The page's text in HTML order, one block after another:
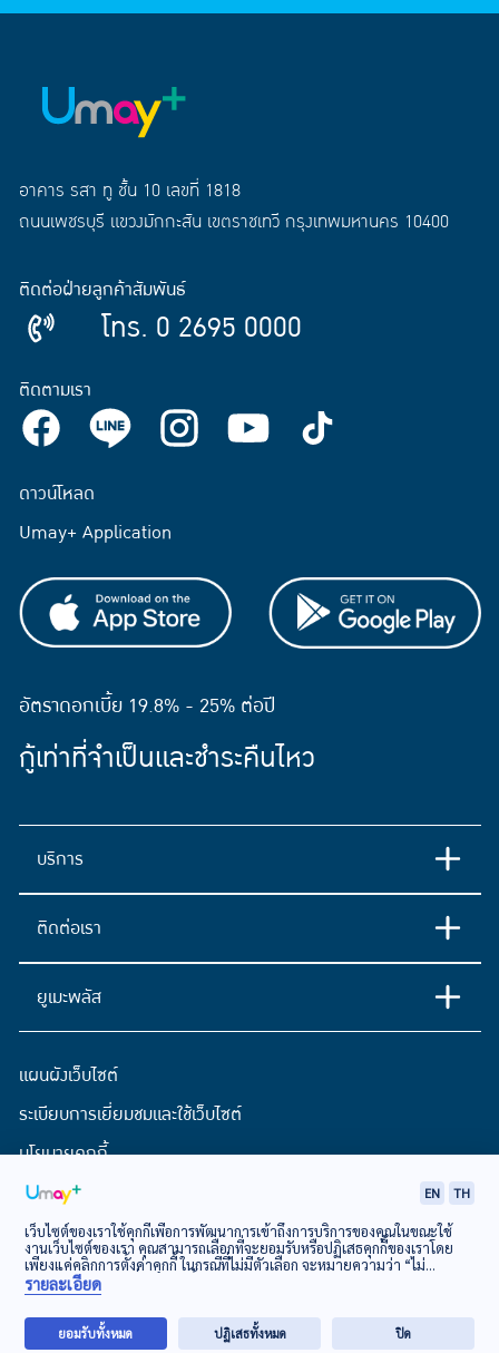
อาคาร รสา ทู ชั้น 10 เลขที่ 1818
ถนนเพชรบุรี แขวงมักกะสัน เขตราชเทวี กรุงเทพมหานคร 10400
ติดต่อฝ่ายลูกค้าสัมพันธ์
โทร. 0 2695 0000
ติดตามเรา
ดาวน์โหลด
Umay+ Application
อัตราดอกเบี้ย 19.8% - 25% ต่อปี
กู้เท่าที่จำเป็นและชำระคืนไหว
บริการ
ติดต่อเรา
ยูเมะพลัส
แผนผังเว็บไซต์
ระเบียบการเยี่ยมชมและใช้เว็บไซต์
นโยบายคุกกี้
ประกาศการคุ้มครองข้อมูลส่วนบุคคล
© EASY BUY Public Company Limited
EN TH
เว็บไซต์ของเราใช้คุกกี้เพื่อการพัฒนาการเข้าถึงการบริการของคุณในขณะใช้
งานเว็บไซต์ของเรา คุณสามารถเลือกที่จะยอมรับหรือปฏิเสธคุกกี้ของเราโดย
เพียงแค่คลิกการตั้งค่าคุกกี้ ในกรณีที่ไม่มีตัวเลือก จะหมายความว่า “ไม่
ยินยอม”นโยบายเกี่ยวกับคุกกี้
รายละเอียด
ยอมรับทั้งหมด ปฏิเสธทั้งหมด ปิด